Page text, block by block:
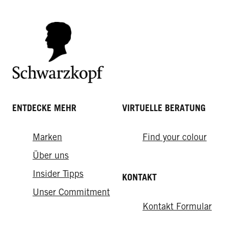
ENTDECKE MEHR
Marken
Über uns
Insider Tipps
Unser Commitment
VIRTUELLE BERATUNG
Find your colour
KONTAKT
Kontakt Formular